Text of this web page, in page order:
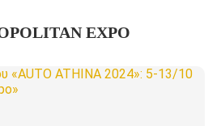
EXPO